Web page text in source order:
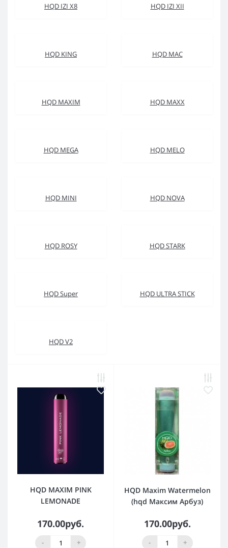
HQD IZI X8 HQD IZI XII
HQD KING HQD MAC
HQD MAXIM HQD MAXX
HQD MEGA HQD MELO
HQD MINI HQD NOVA
HQD ROSY HQD STARK
HQD Super HQD ULTRA STICK
HQD V2
HQD MAXIM PINK
LEMONADE
170.00руб.
- +
HQD Maxim Watermelon
(hqd Максим Арбуз)
170.00руб.
- +